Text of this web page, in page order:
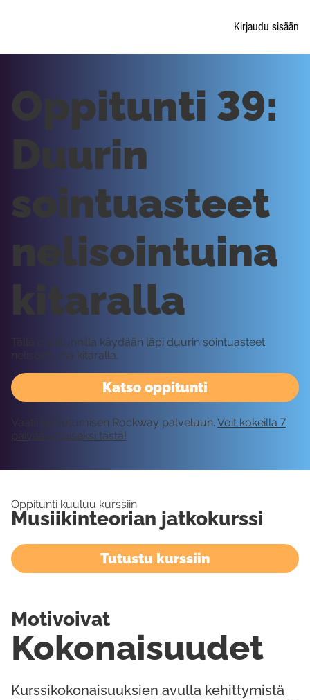
Kirjaudu sisään
Katso oppitunti
Oppitunti 39:
Duurin
sointuasteet
nelisointuina
kitaralla
Tällä oppitunnilla käydään läpi duurin sointuasteet
nelisointuina kitaralla.
Vaatii kirjautumisen Rockway palveluun. Voit kokeilla 7
päivää ilmaiseksi tästä!
Oppitunti kuuluu kurssiin
Musiikinteorian jatkokurssi
Tutustu kurssiin
Kurssikokonaisuuksien avulla kehittymistä
Kokonaisuudet
Motivoivat